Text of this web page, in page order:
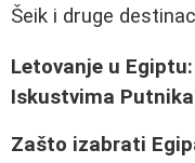
Šeik i druge
Letovanje u
Iskustvima Putnika
Zašto izabrati